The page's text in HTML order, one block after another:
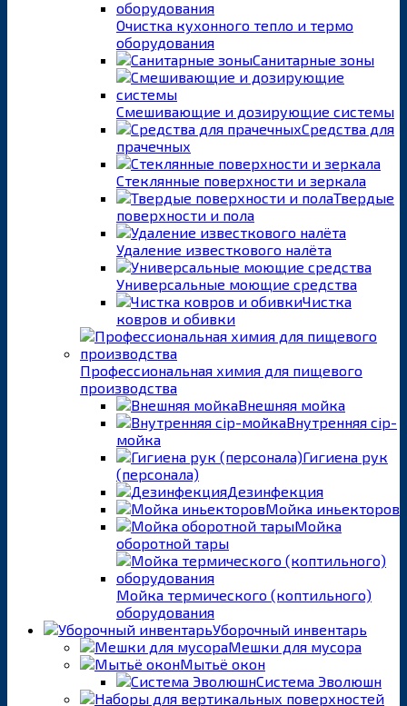
Очистка кухонного тепло и термо
оборудования
Санитарные зоны
Смешивающие и дозирующие системы
Средства для
прачечных
Стеклянные поверхности и зеркала
Твердые
поверхности и пола
Удаление известкового налёта
Универсальные моющие средства
Чистка
ковров и обивки
Профессиональная химия для пищевого
производства
Внешняя мойка
Внутренняя cip-
мойка
Гигиена рук
(персонала)
Дезинфекция
Мойка иньекторов
Мойка
оборотной тары
Мойка термического (коптильного)
оборудования
Уборочный инвентарь
Мешки для мусора
Мытьё окон
Система Эволюшн